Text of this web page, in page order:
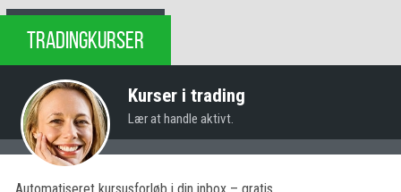
TRADINGKURSER
Kurser i trading
Lær at handle aktivt.